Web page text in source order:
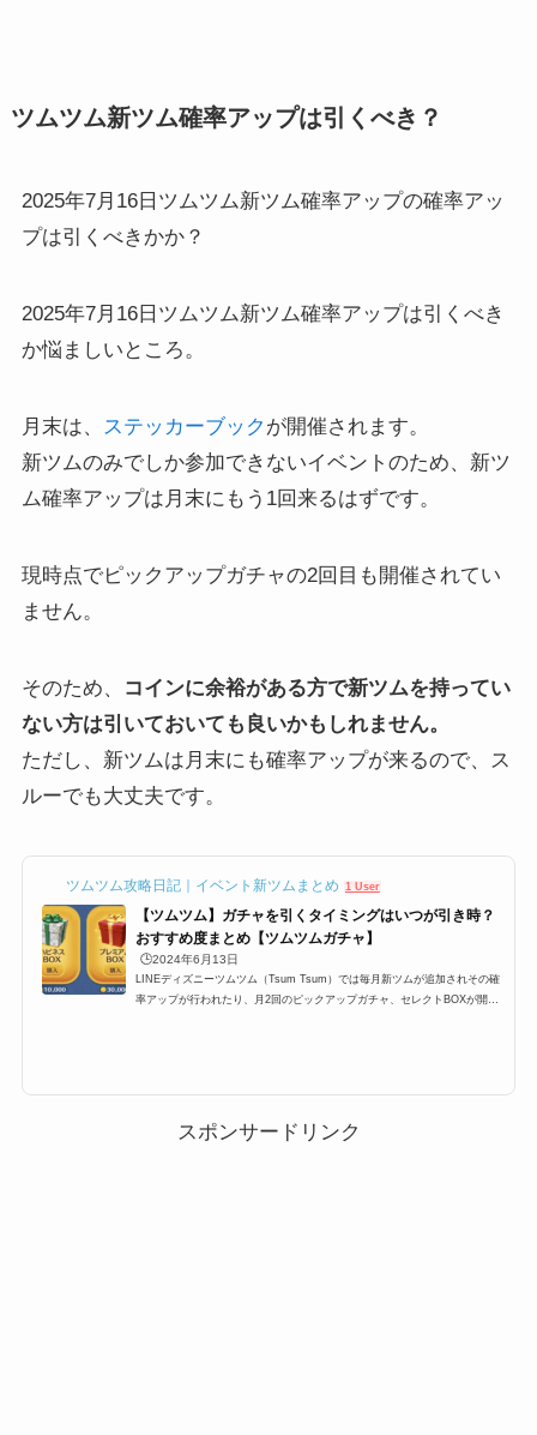
ツムツム新ツム確率アップは引くべき？
2025年7月16日ツムツム新ツム確率アップの確率アッ
プは引くべきかか？
2025年7月16日ツムツム新ツム確率アップは引くべき
か悩ましいところ。
月末は、 ステッカーブック が開催されます。
新ツムのみでしか参加できないイベントのため、新ツ
ム確率アップは月末にもう1回来るはずです。
現時点でピックアップガチャの2回目も開催されてい
ません。
そのため、
コインに余裕がある方で新ツムを持ってい
ない方は引いておいても良いかもしれません。
ただし、新ツムは月末にも確率アップが来るので、ス
ルーでも大丈夫です。
ツムツム攻略日記｜イベント新ツムまとめ 1 User
【ツムツム】ガチャを引くタイミングはいつが引き時？
おすすめ度まとめ【ツムツムガチャ】
🕒️2024年6月13日
LINEディズニーツムツム（Tsum Tsum）では毎月新ツムが追加されその確
率アップが行われたり、月2回のピックアップガチャ、セレクトBOXが開催
ツム（Tsum Tsum）では毎月新ツムが...
スポンサードリンク